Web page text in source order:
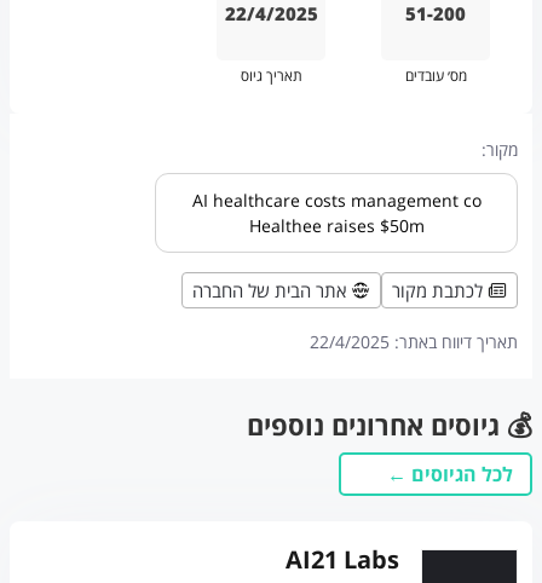
51-200
מס׳ עובדים
22/4/2025
תאריך גיוס
מקור:
AI healthcare costs management co
Healthee raises $50m
לכתבת מקור אתר הבית של החברה
תאריך דיווח באתר: 22/4/2025
💰 גיוסים אחרונים נוספים
לכל הגיוסים ←
AI21 Labs